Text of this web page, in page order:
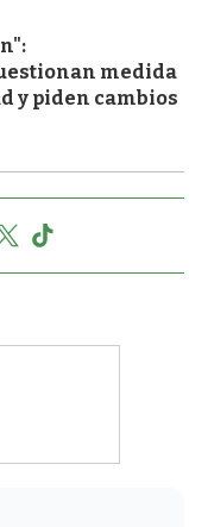
medida
y piden cambios